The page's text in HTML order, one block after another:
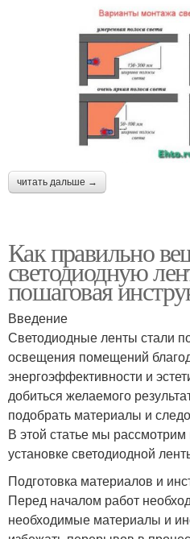
читать дальше →
Как правильно
светодиодную
пошаговая
Введение
Светодиодные ленты стали
освещения помещений
энергоэффективности и
добиться желаемого
подобрать материалы и
В этой статье мы
установке светодиодной
Подготовка материалов и
Перед началом работ
необходимые материалы и